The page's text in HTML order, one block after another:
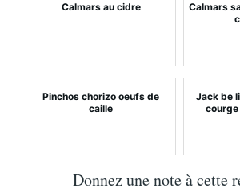
Calmars au cidre
Calmars
Pinchos chorizo oeufs de
caille
Jack be
courge
Donnez une note à cette